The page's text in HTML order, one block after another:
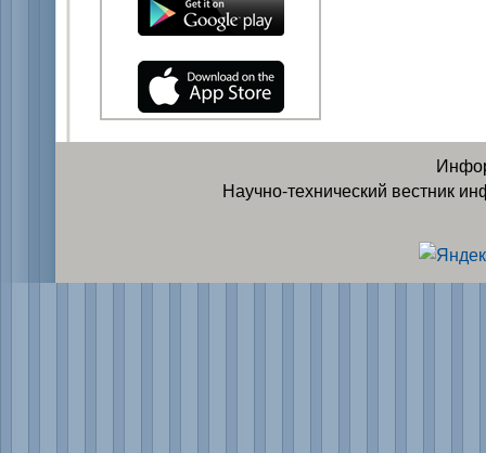
Научно-технический вестник